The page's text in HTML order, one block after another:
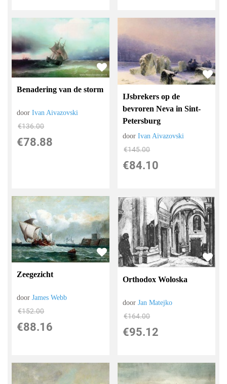
Benadering van de storm
doorIvan Aivazovski
€136.00
€78.88
IJsbrekers op de
bevroren Neva in Sint-
Petersburg
doorIvan Aivazovski
€145.00
€84.10
Zeegezicht
doorJames Webb
€152.00
€88.16
Orthodox Woloska
doorJan Matejko
€164.00
€95.12